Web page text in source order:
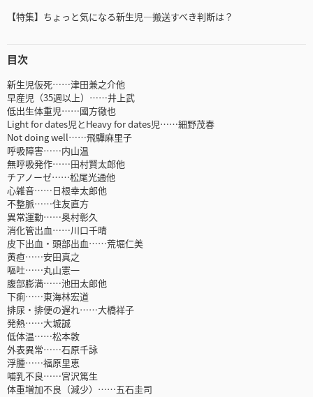
【特集】ちょっと気になる新生児―搬送すべき判断は？
目次
新生児仮死……津田兼之介他
早産児（35週以上）……井上武
低出生体重児……國方徹也
Light for dates児とHeavy for dates児……細野茂春
Not doing well……飛驒麻里子
呼吸障害……内山温
無呼吸発作……田村賢太郎他
チアノーゼ……松尾光通他
心雑音……日根幸太郎他
不整脈……住友直方
異常運動……奥村彰久
消化管出血……川口千晴
皮下出血・頭部出血……荒堀仁美
黄疸……安田真之
嘔吐……丸山憲一
腹部膨満……池田太郎他
下痢……東海林宏道
排尿・排便の遅れ……大橋祥子
発熱……大城誠
低体温……松本敦
外表異常……石原千詠
浮腫……福原里恵
哺乳不良……宮沢篤生
体重増加不良（減少）……五石圭司